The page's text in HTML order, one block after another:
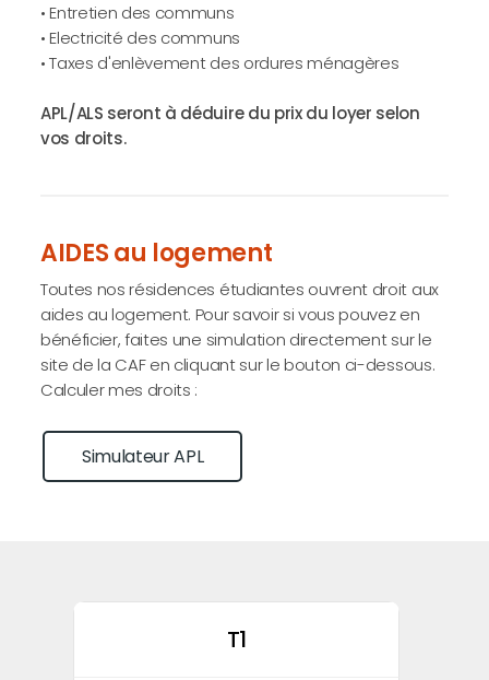
• Entretien des communs
• Electricité des communs
• Taxes d'enlèvement des ordures ménagères
APL/ALS seront à déduire du prix du loyer selon
vos droits.
AIDES au logement
Toutes nos résidences étudiantes ouvrent droit aux
aides au logement. Pour savoir si vous pouvez en
bénéficier, faites une simulation directement sur le
site de la CAF en cliquant sur le bouton ci-dessous.
Calculer mes droits :
Simulateur APL
T1